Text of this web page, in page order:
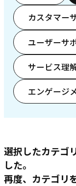
カスタマー
ユーザーサ
サービス理
エンゲージ
選択したカテゴ
した。
再度、カテゴリ